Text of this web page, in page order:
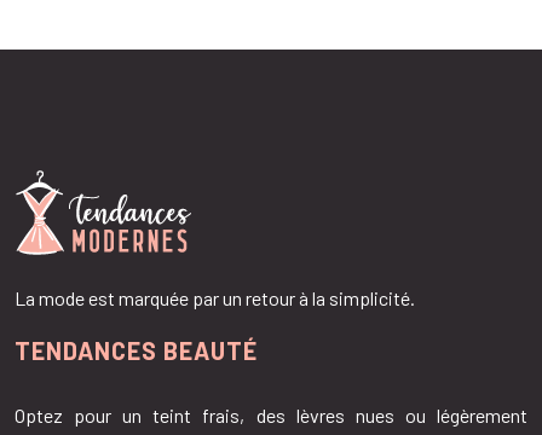
La mode est marquée par un retour à la simplicité.
TENDANCES BEAUTÉ
Optez pour un teint frais, des lèvres nues ou légèrement